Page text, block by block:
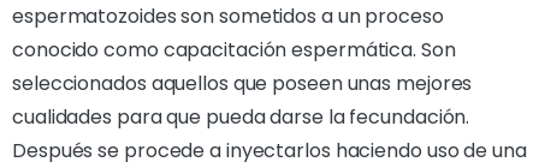
espermatozoides son sometidos a un proceso
conocido como capacitación espermática. Son
seleccionados aquellos que poseen unas mejores
cualidades para que pueda darse la fecundación.
Después se procede a inyectarlos haciendo uso de una